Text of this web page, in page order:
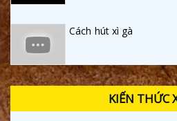
Cách hút xì gà
KIẾN THỨC